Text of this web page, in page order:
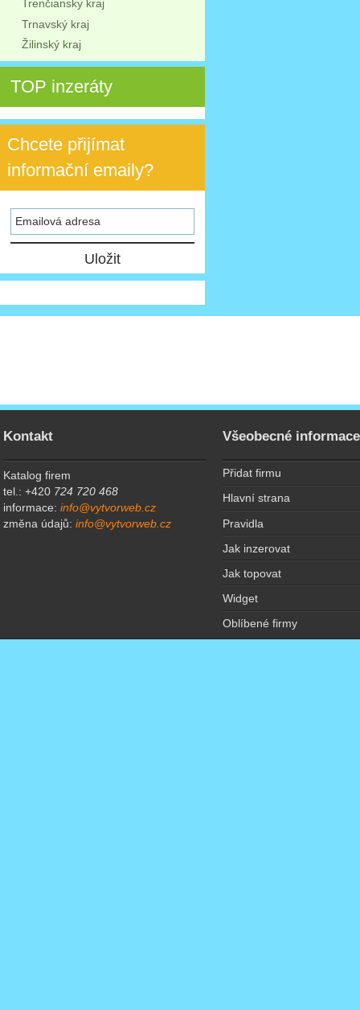
Trenčiansky kraj
Trnavský kraj
Žilinský kraj
TOP inzeráty
Chcete přijímat
informační emaily?
Kontakt
Katalog firem
tel.: +420 724 720 468
informace:info@vytvorweb.cz
změna údajů:info@vytvorweb.cz
Všeobecné informace
Přidat firmu
Hlavní strana
Pravidla
Jak inzerovat
Jak topovat
Widget
Oblíbené firmy